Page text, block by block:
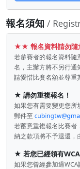
報名須知 /
★★ 報名資料請勿隨
若參賽者的報名資料隨
名，主辦方將不另行通
請愛惜比賽名額並尊重
★ 請勿重複報名！
如果您有需要變更您所
郵件至
若蓄意重複報名比賽者
納之款項將不予退還，
★ 若您已經領有
如果您曾經參加過